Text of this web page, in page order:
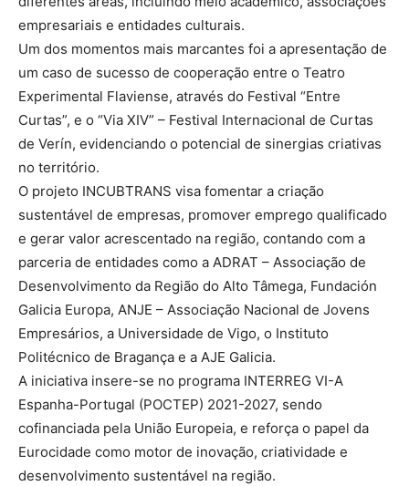
empresariais e entidades culturais.
Um dos momentos mais marcantes foi a apresentação de
um caso de sucesso de cooperação entre o Teatro
Experimental Flaviense, através do Festival “Entre
Curtas”, e o “Via XIV” – Festival Internacional de Curtas
de Verín, evidenciando o potencial de sinergias criativas
no território.
O projeto INCUBTRANS visa fomentar a criação
sustentável de empresas, promover emprego qualificado
e gerar valor acrescentado na região, contando com a
parceria de entidades como a ADRAT – Associação de
Desenvolvimento da Região do Alto Tâmega, Fundación
Galicia Europa, ANJE – Associação Nacional de Jovens
Empresários, a Universidade de Vigo, o Instituto
Politécnico de Bragança e a AJE Galicia.
A iniciativa insere-se no programa INTERREG VI-A
Espanha-Portugal (POCTEP) 2021-2027, sendo
cofinanciada pela União Europeia, e reforça o papel da
Eurocidade como motor de inovação, criatividade e
desenvolvimento sustentável na região.